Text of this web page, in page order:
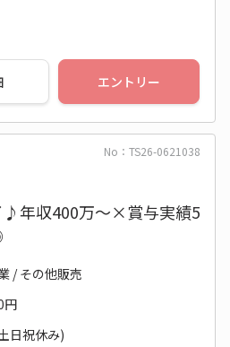
エントリー
No：TS26-0621038
♪年収400万～×賞与実績5
/ その他販売
円
日祝休み)